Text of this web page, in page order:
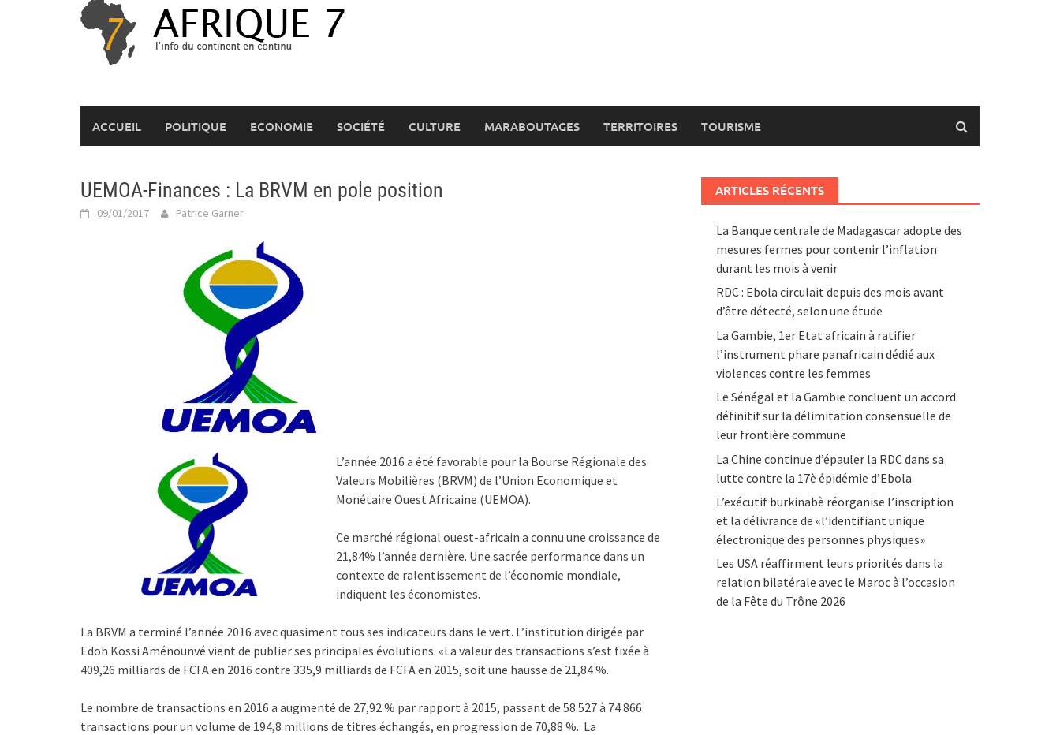
ACCUEIL POLITIQUE ECONOMIE SOCIÉTÉ CULTURE MARABOUTAGES TERRITOIRES TOURISME
UEMOA-Finances : La BRVM en pole position
09/01/2017 Patrice Garner
L’année 2016 a été favorable pour la Bourse Régionale des
Valeurs Mobilières (BRVM) de l’Union Economique et
Monétaire Ouest Africaine (UEMOA).
Ce marché régional ouest-africain a connu une croissance de
21,84% l’année dernière. Une sacrée performance dans un
contexte de ralentissement de l’économie mondiale,
indiquent les économistes.
La BRVM a terminé l’année 2016 avec quasiment tous ses indicateurs dans le vert. L’institution dirigée par
Edoh Kossi Aménounvé vient de publier ses principales évolutions. «La valeur des transactions s’est fixée à
409,26 milliards de FCFA en 2016 contre 335,9 milliards de FCFA en 2015, soit une hausse de 21,84 %.
Le nombre de transactions en 2016 a augmenté de 27,92 % par rapport à 2015, passant de 58 527 à 74 866
transactions pour un volume de 194,8 millions de titres échangés, en progression de 70,88 %. La
ARTICLES RÉCENTS
La Banque centrale de Madagascar adopte des
mesures fermes pour contenir l’inflation
durant les mois à venir
RDC : Ebola circulait depuis des mois avant
d’être détecté, selon une étude
La Gambie, 1er Etat africain à ratifier
l’instrument phare panafricain dédié aux
violences contre les femmes
Le Sénégal et la Gambie concluent un accord
définitif sur la délimitation consensuelle de
leur frontière commune
La Chine continue d’épauler la RDC dans sa
lutte contre la 17è épidémie d’Ebola
L’exécutif burkinabè réorganise l’inscription
et la délivrance de «l’identifiant unique
électronique des personnes physiques»
Les USA réaffirment leurs priorités dans la
relation bilatérale avec le Maroc à l’occasion
de la Fête du Trône 2026